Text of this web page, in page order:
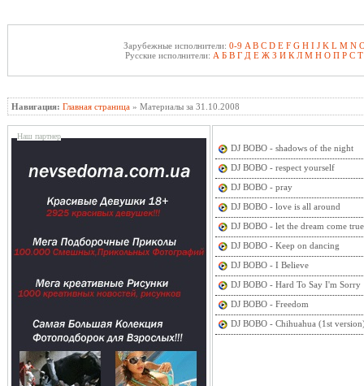
Зарубежные исполнители: 0-9 A B C D E F G H I J K L M N
Русские исполнители: А Б В Г Д Е Ж З И К Л М Н О П Р С Т
Навигация: Главная страница » Материалы за 31.10.2008
Наш партнер
DJ BOBO - shadows of the night
DJ BOBO - respect yourself
DJ BOBO - pray
DJ BOBO - love is all around
DJ BOBO - let the dream come true
DJ BOBO - Keep on dancing
DJ BOBO - I Believe
DJ BOBO - Hard To Say I'm Sorry
DJ BOBO - Freedom
DJ BOBO - Chihuahua (1st